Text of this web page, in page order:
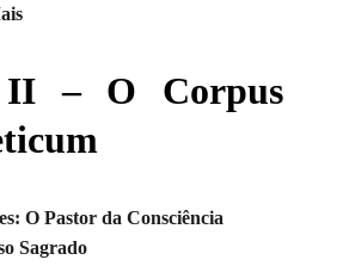
II – O Corpus
O Pastor da Consciência
Sagrado